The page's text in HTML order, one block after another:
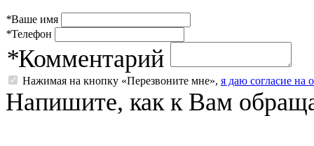
*Ваше имя
*Телефон
*Комментарий
Нажимая на кнопку «Перезвоните мне», я даю согласие на
Напишите, как к Вам